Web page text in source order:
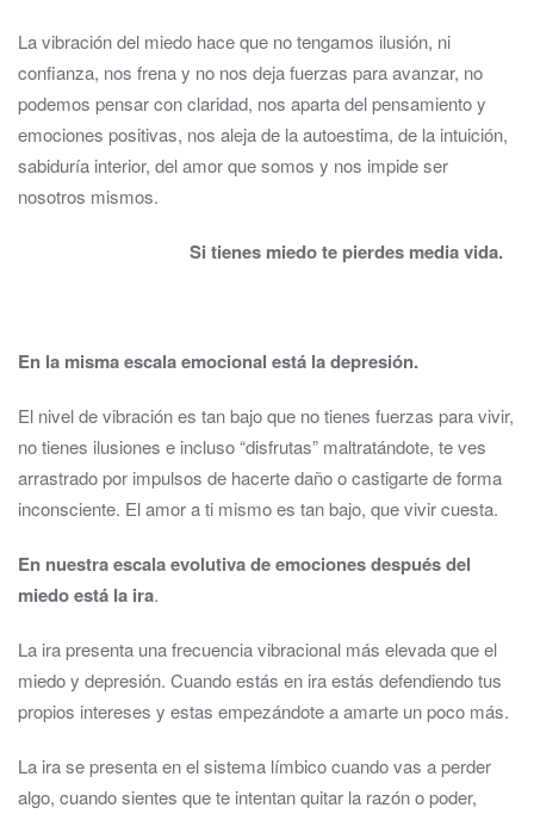
La vibración del miedo hace que no tengamos ilusión, ni
confianza, nos frena y no nos deja fuerzas para avanzar, no
podemos pensar con claridad, nos aparta del pensamiento y
emociones positivas, nos aleja de la autoestima, de la intuición,
sabiduría interior, del amor que somos y nos impide ser
nosotros mismos.
Si tienes miedo te pierdes media vida.
En la misma escala emocional está la depresión.
El nivel de vibración es tan bajo que no tienes fuerzas para vivir,
no tienes ilusiones e incluso “disfrutas” maltratándote, te ves
arrastrado por impulsos de hacerte daño o castigarte de forma
inconsciente. El amor a ti mismo es tan bajo, que vivir cuesta.
En nuestra escala evolutiva de emociones después del
miedo está la ira.
La ira presenta una frecuencia vibracional más elevada que el
miedo y depresión. Cuando estás en ira estás defendiendo tus
propios intereses y estas empezándote a amarte un poco más.
La ira se presenta en el sistema límbico cuando vas a perder
algo, cuando sientes que te intentan quitar la razón o poder,